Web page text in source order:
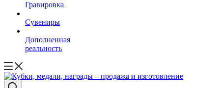
Гравировка
Сувениры
Дополненная
реальность